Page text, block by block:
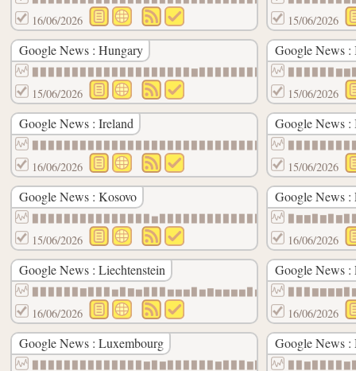
16/06/2026 15/06/2026
Google News : Hungary
15/06/2026
Google News :
15/06/2026
Google News : Ireland
16/06/2026
Google News :
15/06/2026
Google News : Kosovo
15/06/2026
Google News :
16/06/2026
Google News : Liechtenstein
16/06/2026
Google News :
16/06/2026
Google News : Luxembourg Google News :